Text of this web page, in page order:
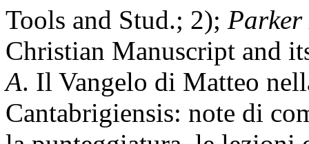
Tools and Stud.; 2); Parker
Christian Manuscript and
A. Il Vangelo di Matteo
Cantabrigiensis: note di